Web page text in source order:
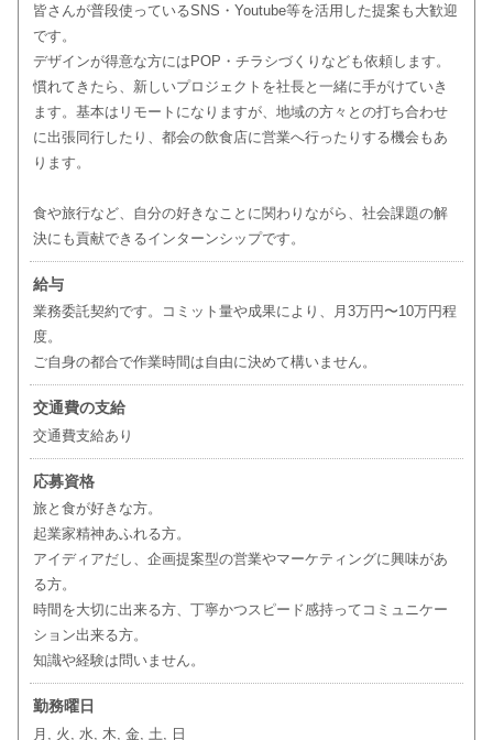
皆さんが普段使っているSNS・Youtube等を活用した提案も大歓迎
です。
デザインが得意な方にはPOP・チラシづくりなども依頼します。
慣れてきたら、新しいプロジェクトを社長と一緒に手がけていき
ます。基本はリモートになりますが、地域の方々との打ち合わせ
に出張同行したり、都会の飲食店に営業へ行ったりする機会もあ
ります。
食や旅行など、自分の好きなことに関わりながら、社会課題の解
決にも貢献できるインターンシップです。
給与
業務委託契約です。コミット量や成果により、月3万円〜10万円程
度。
ご自身の都合で作業時間は自由に決めて構いません。
交通費の支給
交通費支給あり
応募資格
旅と食が好きな方。
起業家精神あふれる方。
アイディアだし、企画提案型の営業やマーケティングに興味があ
る方。
時間を大切に出来る方、丁寧かつスピード感持ってコミュニケー
ション出来る方。
知識や経験は問いません。
勤務曜日
月, 火, 水, 木, 金, 土, 日